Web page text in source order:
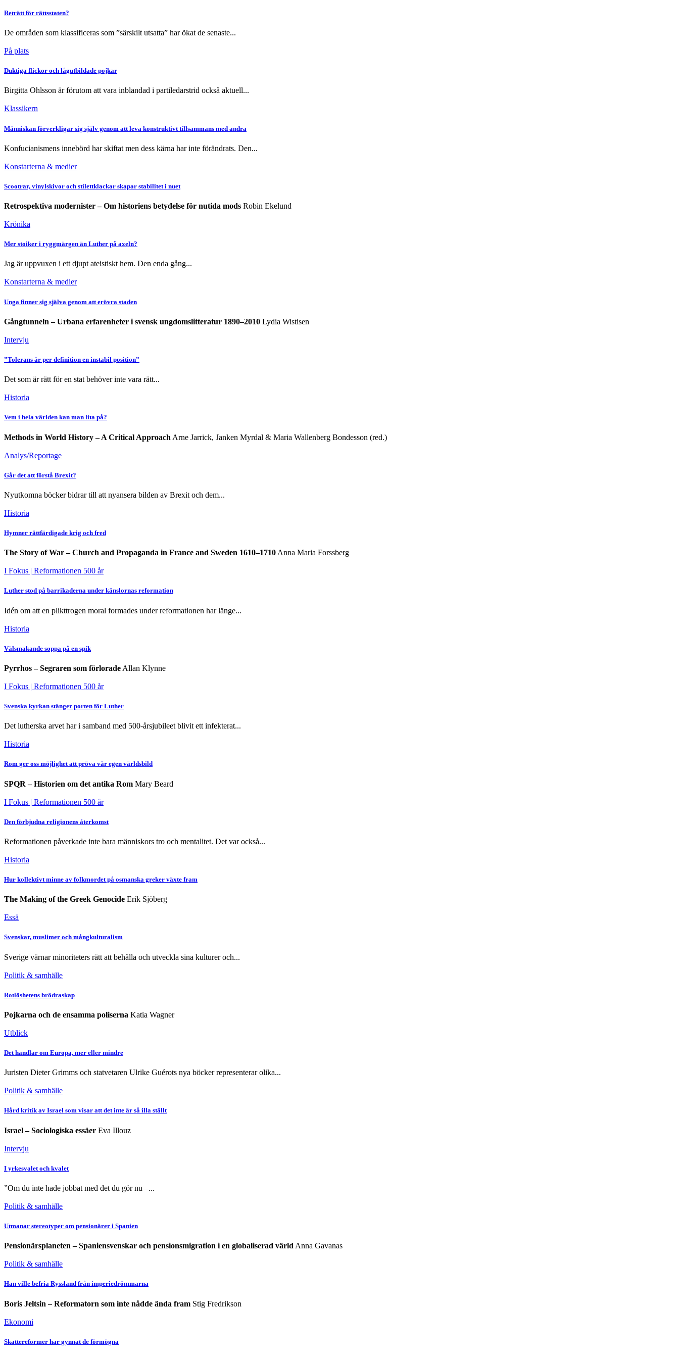
Reträtt för rättsstaten?
De områden som klassificeras som ”särskilt utsatta” har ökat de senaste...
På plats
Duktiga flickor och lågutbildade pojkar
Birgitta Ohlsson är förutom att vara inblandad i partiledarstrid också aktuell...
Klassikern
Människan förverkligar sig själv genom att leva konstruktivt tillsammans med andra
Konfucianismens innebörd har skiftat men dess kärna har inte förändrats. Den...
Konstarterna & medier
Scootrar, vinylskivor och stilettklackar skapar stabilitet i nuet
Retrospektiva modernister – Om historiens betydelse för nutida mods Robin Ekelund
Krönika
Mer stoiker i ryggmärgen än Luther på axeln?
Jag är uppvuxen i ett djupt ateistiskt hem. Den enda gång...
Konstarterna & medier
Unga finner sig själva genom att erövra staden
Gångtunneln – Urbana erfarenheter i svensk ungdomslitteratur 1890–2010 Lydia Wistisen
Intervju
”Tolerans är per definition en instabil position”
Det som är rätt för en stat behöver inte vara rätt...
Historia
Vem i hela världen kan man lita på?
Methods in World History – A Critical Approach Arne Jarrick, Janken Myrdal & Maria Wallenberg Bondesson (red.)
Analys/Reportage
Går det att förstå Brexit?
Nyutkomna böcker bidrar till att nyansera bilden av Brexit och dem...
Historia
Hymner rättfärdigade krig och fred
The Story of War – Church and Propaganda in France and Sweden 1610–1710 Anna Maria Forssberg
I Fokus | Reformationen 500 år
Luther stod på barrikaderna under känslornas reformation
Idén om att en plikttrogen moral formades under reformationen har länge...
Historia
Välsmakande soppa på en spik
Pyrrhos – Segraren som förlorade Allan Klynne
I Fokus | Reformationen 500 år
Svenska kyrkan stänger porten för Luther
Det lutherska arvet har i samband med 500-årsjubileet blivit ett infekterat...
Historia
Rom ger oss möjlighet att pröva vår egen världsbild
SPQR – Historien om det antika Rom Mary Beard
I Fokus | Reformationen 500 år
Den förbjudna religionens återkomst
Reformationen påverkade inte bara människors tro och mentalitet. Det var också...
Historia
Hur kollektivt minne av folkmordet på osmanska greker växte fram
The Making of the Greek Genocide Erik Sjöberg
Essä
Svenskar, muslimer och mångkulturalism
Sverige värnar minoriteters rätt att behålla och utveckla sina kulturer och...
Politik & samhälle
Rotlöshetens brödraskap
Pojkarna och de ensamma poliserna Katia Wagner
Utblick
Det handlar om Europa, mer eller mindre
Juristen Dieter Grimms och statvetaren Ulrike Guérots nya böcker representerar olika...
Politik & samhälle
Hård kritik av Israel som visar att det inte är så illa ställt
Israel – Sociologiska essäer Eva Illouz
Intervju
I yrkesvalet och kvalet
”Om du inte hade jobbat med det du gör nu –...
Politik & samhälle
Utmanar stereotyper om pensionärer i Spanien
Pensionärsplaneten – Spaniensvenskar och pensionsmigration i en globaliserad värld Anna Gavanas
Politik & samhälle
Han ville befria Ryssland från imperiedrömmarna
Boris Jeltsin – Reformatorn som inte nådde ända fram Stig Fredrikson
Ekonomi
Skattereformer har gynnat de förmögna